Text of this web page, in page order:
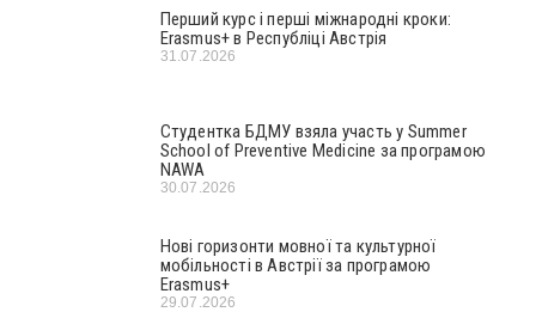
Перший курс і перші міжнародні кроки:
Erasmus+ в Республіці Австрія
31.07.2026
Студентка БДМУ взяла участь у Summer
School of Preventive Medicine за програмою
NAWA
30.07.2026
Нові горизонти мовної та культурної
мобільності в Австрії за програмою
Erasmus+
29.07.2026